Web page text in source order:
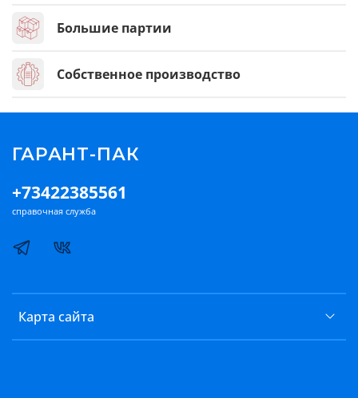
Большие партии
Собственное производство
Карта сайта
+73422385561
справочная служба
ГАРАНТ-ПАК